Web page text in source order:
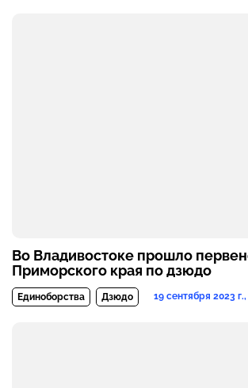
Во Владивостоке прошло
Приморского края по дзюдо
Единоборства Дзюдо 19 сентября 2023